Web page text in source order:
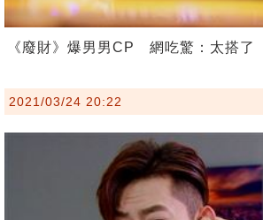
《廢財》爆男男CP 網吃驚：太搭了
2021/03/24 20:22